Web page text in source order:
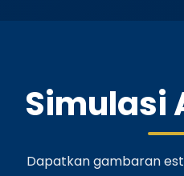
Simulasi
Dapatkan gambaran